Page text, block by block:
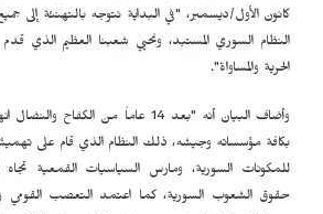
كانون الأول/ديسمبر، "في البداية نتوجه بالتهنئة إلى
النظام السوري المستبد، ونحيي شعبنا العظيم الذي
الحرية والمساواة".
وأضاف البيان أنه "بعد 14 عاماً من
بكافة مؤسساته وجيشه، ذلك النظام الذي قام على تهميش
للمكونات السورية، ومارس السياسيات القمعية تجاه
حقوق الشعوب السورية، كما اعتمد التعصب القومي